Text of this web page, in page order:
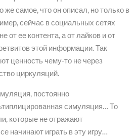
самое, что он описал, но только в
сейчас в социальных сетях
от ее контента, а от лайков и от
этой информации. Так
ценность чему-то не через
циркуляций.
постоянно
симуляция… То
которые не отражают
начинают играть в эту игру…